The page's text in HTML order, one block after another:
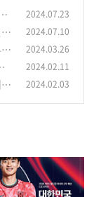
2024.07.23
2024.07.10
2024.03.26
2024.02.11
2024.02.03